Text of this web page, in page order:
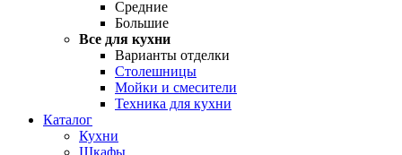
Средние
Большие
Все для кухни
Варианты отделки
Столешницы
Мойки и смесители
Техника для кухни
Каталог
Кухни
Шкафы